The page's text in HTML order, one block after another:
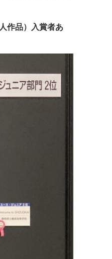
作品）入賞者あ